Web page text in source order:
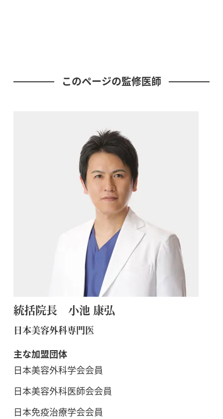
このページの監修医師
統括院長 小池 康弘
日本美容外科専門医
主な加盟団体
日本美容外科学会会員
日本美容外科医師会会員
日本免疫治療学会会員